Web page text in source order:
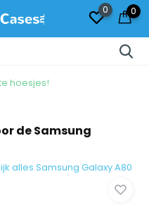
0 0
hoesjes!
de Samsung
alles Samsung Galaxy A80